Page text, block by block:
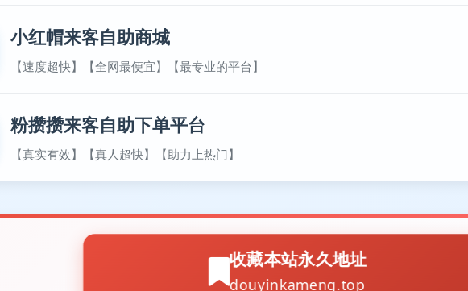
小红帽来客自助商城
【速度超快】【全网最便宜】【最专业的平台】
粉攒攒来客自助下单平台
【真实有效】【真人超快】【助力上热门】
收藏本站永久地址
douyinkameng.top